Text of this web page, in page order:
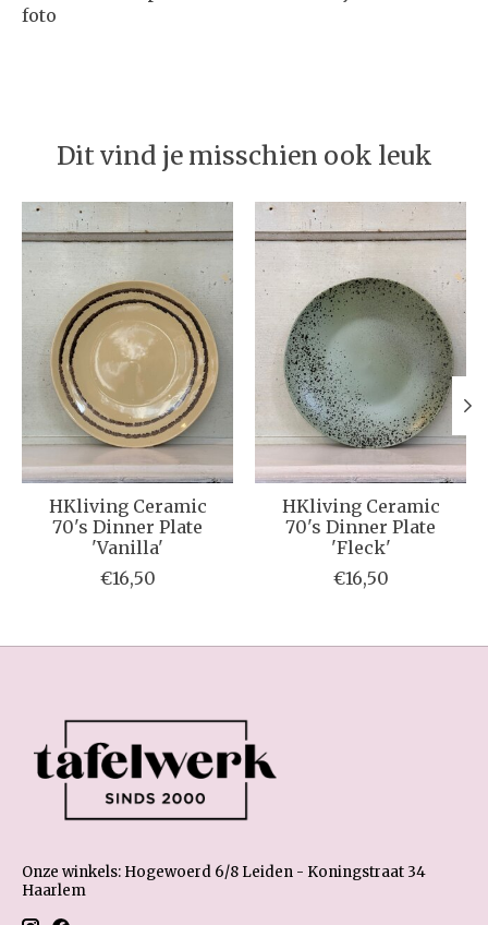
foto
Dit vind je misschien ook leuk
Items van productcarrousel
HKliving Ceramic
70's Dinner Plate
'Vanilla'
€16,50
HKliving Ceramic
70's Dinner Plate
'Fleck'
€16,50
Onze winkels: Hogewoerd 6/8 Leiden - Koningstraat 34
Haarlem